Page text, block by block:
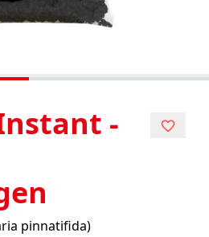
-
pinnatifida)